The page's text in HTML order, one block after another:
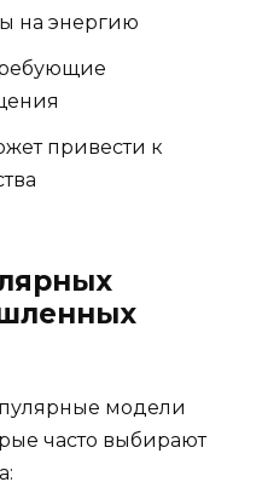
на энергию
привести к
модели
часто выбирают